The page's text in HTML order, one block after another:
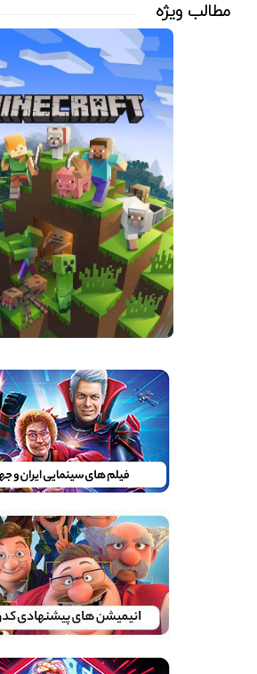
مطالب ویژه